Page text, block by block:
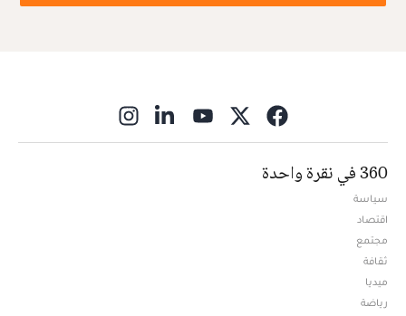
360 في نقرة واحدة
سياسة
اقتصاد
مجتمع
ثقافة
ميديا
رياضة